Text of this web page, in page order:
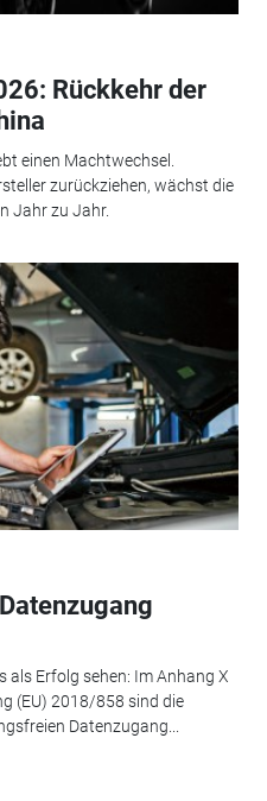
Rückkehr der
einen Machtwechsel.
zurückziehen, wächst die
Jahr zu Jahr.
als Erfolg sehen: Im Anhang X
(EU) 2018/858 sind die
Datenzugang...